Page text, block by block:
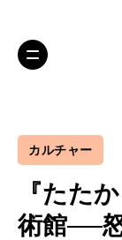
カルチャー
『たた
術館──